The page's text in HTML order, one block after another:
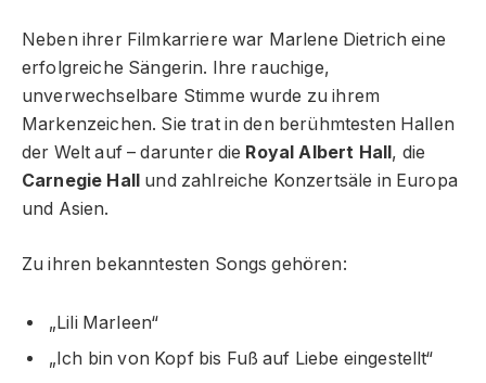
Neben ihrer Filmkarriere war Marlene Dietrich eine
erfolgreiche Sängerin. Ihre rauchige,
unverwechselbare Stimme wurde zu ihrem
Markenzeichen. Sie trat in den berühmtesten Hallen
der Welt auf – darunter die Royal Albert Hall, die
Carnegie Hall und zahlreiche Konzertsäle in Europa
und Asien.
Zu ihren bekanntesten Songs gehören:
„Lili Marleen“
„Ich bin von Kopf bis Fuß auf Liebe eingestellt“